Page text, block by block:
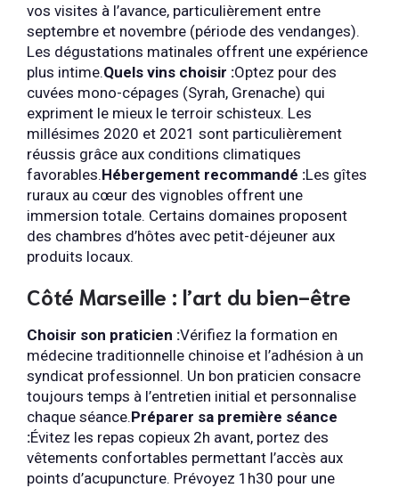
vos visites à l’avance, particulièrement entre
septembre et novembre (période des vendanges).
Les dégustations matinales offrent une expérience
plus intime.Quels vins choisir :Optez pour des
cuvées mono-cépages (Syrah, Grenache) qui
expriment le mieux le terroir schisteux. Les
millésimes 2020 et 2021 sont particulièrement
réussis grâce aux conditions climatiques
favorables.Hébergement recommandé :Les gîtes
ruraux au cœur des vignobles offrent une
immersion totale. Certains domaines proposent
des chambres d’hôtes avec petit-déjeuner aux
produits locaux.
Côté Marseille : l’art du bien-être
Choisir son praticien :Vérifiez la formation en
médecine traditionnelle chinoise et l’adhésion à un
syndicat professionnel. Un bon praticien consacre
toujours temps à l’entretien initial et personnalise
chaque séance.Préparer sa première séance
:Évitez les repas copieux 2h avant, portez des
vêtements confortables permettant l’accès aux
points d’acupuncture. Prévoyez 1h30 pour une